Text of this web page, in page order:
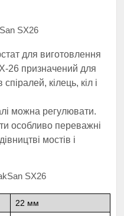
SX26
для виготовлення
26 призначений для
кілець, кіл і
можна регулювати.
особливо переважні
мостів і
SX26
22 мм